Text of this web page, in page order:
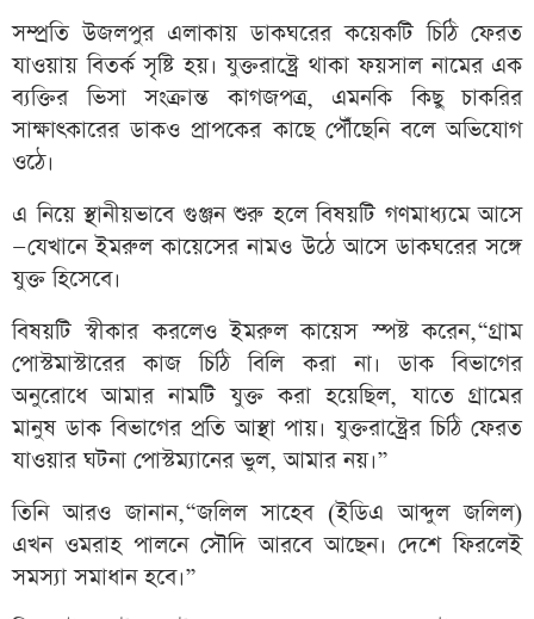
সম্প্রতি উজলপুর এলাকায় ডাকঘরের কয়েকটি চিঠি ফেরত
যাওয়ায় বিতর্ক সৃষ্টি হয়। যুক্তরাষ্ট্রে থাকা ফয়সাল নামের এক
ব্যক্তির ভিসা সংক্রান্ত কাগজপত্র, এমনকি কিছু চাকরির
সাক্ষাৎকারের ডাকও প্রাপকের কাছে পৌঁছেনি বলে অভিযোগ
ওঠে।
এ নিয়ে স্থানীয়ভাবে গুঞ্জন শুরু হলে বিষয়টি গণমাধ্যমে আসে
—যেখানে ইমরুল কায়েসের নামও উঠে আসে ডাকঘরের সঙ্গে
যুক্ত হিসেবে।
বিষয়টি স্বীকার করলেও ইমরুল কায়েস স্পষ্ট করেন,“গ্রাম
পোস্টমাস্টারের কাজ চিঠি বিলি করা না। ডাক বিভাগের
অনুরোধে আমার নামটি যুক্ত করা হয়েছিল, যাতে গ্রামের
মানুষ ডাক বিভাগের প্রতি আস্থা পায়। যুক্তরাষ্ট্রের চিঠি ফেরত
যাওয়ার ঘটনা পোস্টম্যানের ভুল, আমার নয়।”
তিনি আরও জানান,“জলিল সাহেব (ইডিএ আব্দুল জলিল)
এখন ওমরাহ পালনে সৌদি আরবে আছেন। দেশে ফিরলেই
সমস্যা সমাধান হবে।”